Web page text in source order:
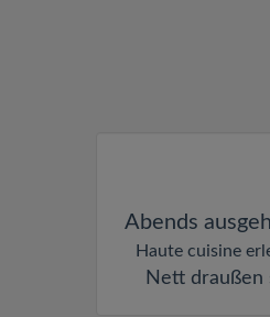
Abends
Haute cuisine
Nett draußen